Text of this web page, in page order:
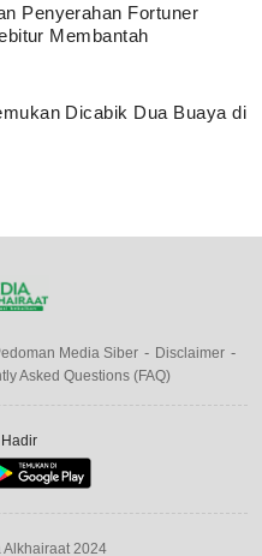
Penyerahan Fortuner
Membantah
Dicabik Dua Buaya di
Media Siber
Disclaimer
Asked Questions (FAQ)
2024